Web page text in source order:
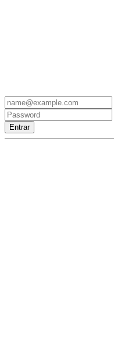
Entrar